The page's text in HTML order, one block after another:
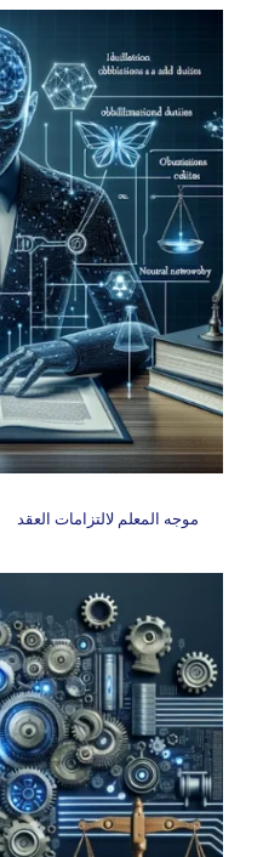
موجه المعلم لالتزامات العقد